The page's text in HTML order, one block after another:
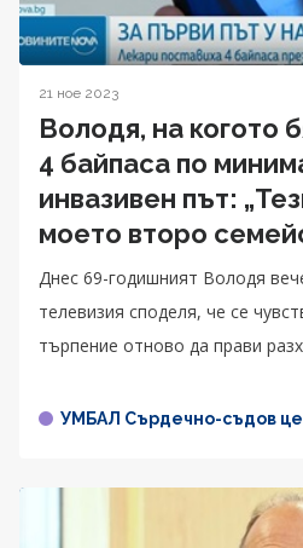
21 ное 2023
Володя, на когото
4 байпаса по
инвазивен път:
моето второ
Днес 69-годишният Володя
телевизия споделя, че се
търпение отново да прави
УМБАЛ Сърдечно-съдов